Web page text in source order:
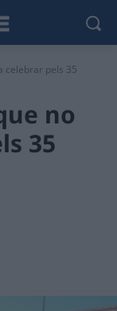
celebrar pels 35
no
35